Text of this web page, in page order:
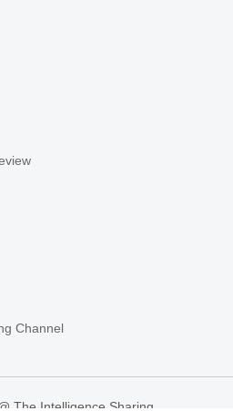
Channel
The Intelligence Sharing